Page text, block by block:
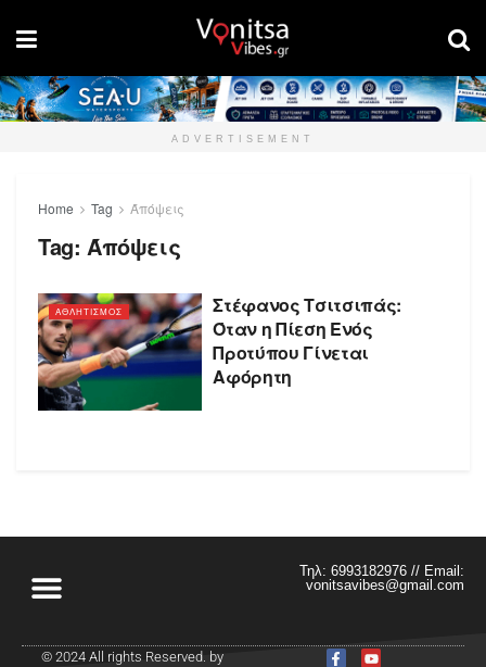
ADVERTISEMENT
Home Tag Άπόψεις
Tag: Άπόψεις
ΑΘΛΗΤΙΣΜΟΣ
Στέφανος Τσιτσιπάς:
Όταν η Πίεση Ενός
Προτύπου Γίνεται
Αφόρητη
Τηλ: 6993182976 // Email:
vonitsavibes@gmail.com
© 2024 All rights Reserved. by